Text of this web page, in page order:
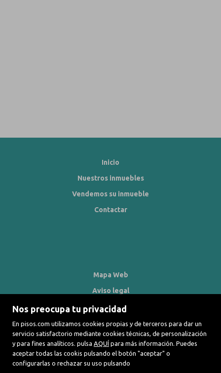
Nos preocupa tu privacidad
En pisos.com utilizamos cookies propias y de terceros para dar un
servicio satisfactorio mediante cookies técnicas, de personalización
y para fines analíticos. pulsa AQUÍ para más información. Puedes
aceptar todas las cookis pulsando el botón "aceptar" o
configurarlas o rechazar su uso pulsando
Inicio
Nuestros inmuebles
Vendemos su inmueble
Contactar
Mapa Web
Aviso legal
Favoritos
Inmuebles destacados
Noticias
Política de cookies